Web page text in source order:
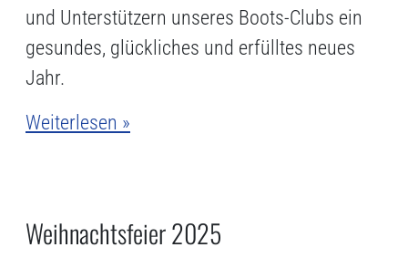
und Unterstützern unseres Boots-Clubs ein
gesundes, glückliches und erfülltes neues
Jahr.
Weiterlesen »
Weihnachtsfeier 2025